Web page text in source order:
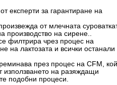
експерти за гарантиране на
от млечната
производство на сирене..
филтрира чрез процес на
на лактозата и всички останали
през процес на CFM,
използването на разяждащи
подобни процеси.